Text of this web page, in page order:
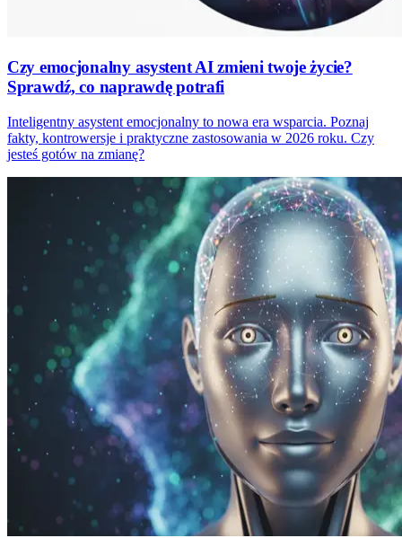
Czy emocjonalny asystent AI zmieni twoje życie?
Sprawdź, co naprawdę potrafi
Inteligentny asystent emocjonalny to nowa era wsparcia. Poznaj
fakty, kontrowersje i praktyczne zastosowania w 2026 roku. Czy
jesteś gotów na zmianę?